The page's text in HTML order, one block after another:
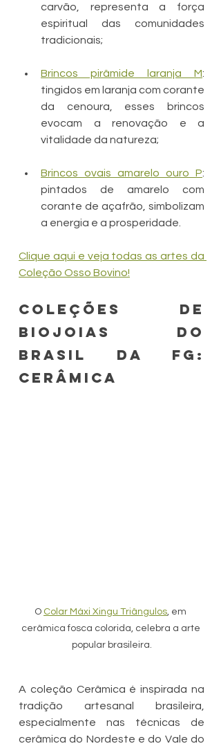
carvão, representa a força
espiritual das comunidades
tradicionais;
Brincos pirâmide laranja M:
tingidos em laranja com corante
da cenoura, esses brincos
evocam a renovação e a
vitalidade da natureza;
Brincos ovais amarelo ouro P:
pintados de amarelo com
corante de açafrão, simbolizam
a energia e a prosperidade.
Clique aqui e veja todas as artes da
Coleção Osso Bovino!
Coleções de
biojoias do
Brasil da FG:
Cerâmica
O Colar Máxi Xingu Triângulos, em
cerâmica fosca colorida, celebra a arte
popular brasileira.
A coleção Cerâmica é inspirada na
tradição artesanal brasileira,
especialmente nas técnicas de
cerâmica do Nordeste e do Vale do